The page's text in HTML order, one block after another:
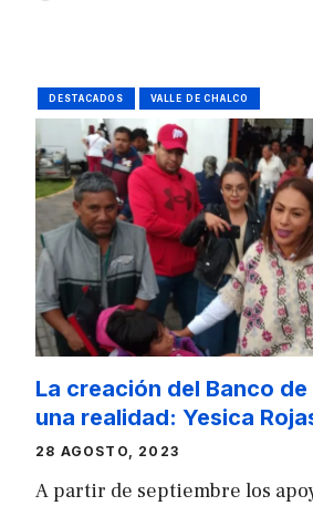
DESTACADOS VALLE DE CHALCO
La creación del Banco de
una realidad: Yesica
28 AGOSTO, 2023
A partir de septiembre los